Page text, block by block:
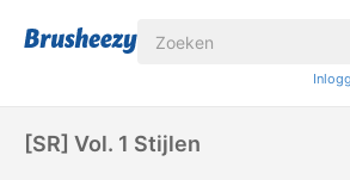
[SR] Vol. 1 Stijlen